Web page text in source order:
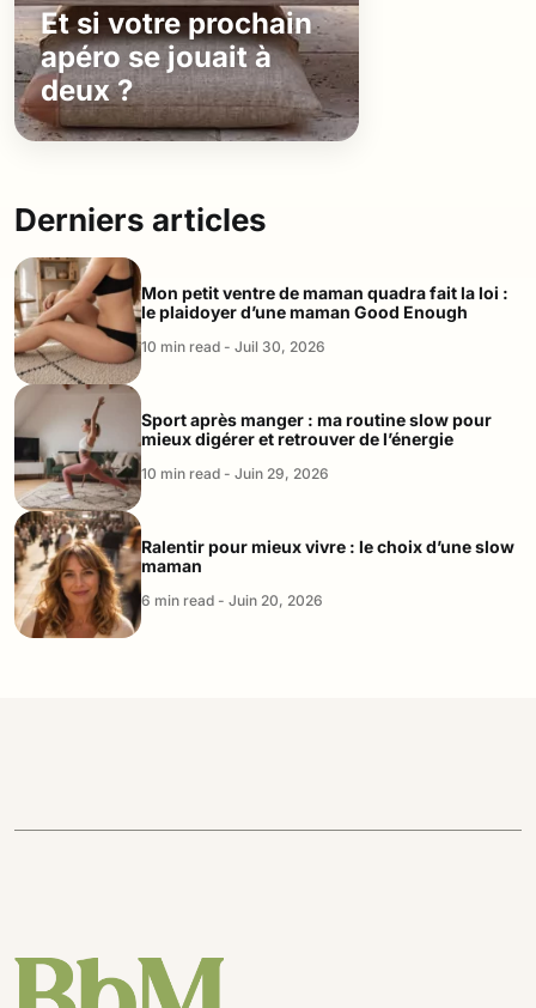
Et si votre prochain
apéro se jouait à
deux ?
Derniers articles
Mon petit ventre de maman quadra fait la loi :
le plaidoyer d’une maman Good Enough
10 min read - Juil 30, 2026
Sport après manger : ma routine slow pour
mieux digérer et retrouver de l’énergie
10 min read - Juin 29, 2026
Ralentir pour mieux vivre : le choix d’une slow
maman
6 min read - Juin 20, 2026